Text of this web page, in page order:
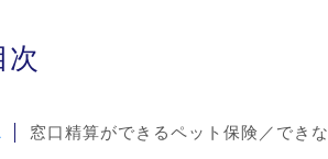
次
窓口精算ができるペット保険／でき